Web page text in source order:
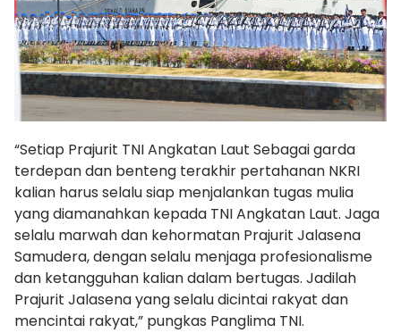
“Setiap Prajurit TNI Angkatan Laut Sebagai garda
terdepan dan benteng terakhir pertahanan NKRI
kalian harus selalu siap menjalankan tugas mulia
yang diamanahkan kepada TNI Angkatan Laut. Jaga
selalu marwah dan kehormatan Prajurit Jalasena
Samudera, dengan selalu menjaga profesionalisme
dan ketangguhan kalian dalam bertugas. Jadilah
Prajurit Jalasena yang selalu dicintai rakyat dan
mencintai rakyat,” pungkas Panglima TNI.